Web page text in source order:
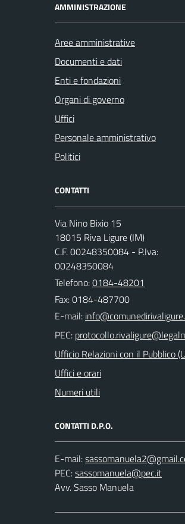
AMMINISTRAZIONE
Aree amministrative
Documenti e dati
Enti e fondazioni
Organi di governo
Uffici
Personale amministrativo
Politici
CONTATTI
Via Nino Bixio 15
18015 Riva Ligure (IM)
C.F. 00248350084 - P.Iva:
00248350084
Telefono:0184-48201
Fax: 0184-487700
E-mail:
PEC:
Ufficio Relazioni con il Pubblico
Uffici e orari
Numeri utili
CONTATTI D.P.O.
E-mail:
PEC:
Avv. Sasso Manuela